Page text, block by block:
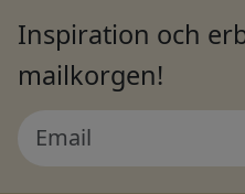
Inspiration och
mailkorgen!